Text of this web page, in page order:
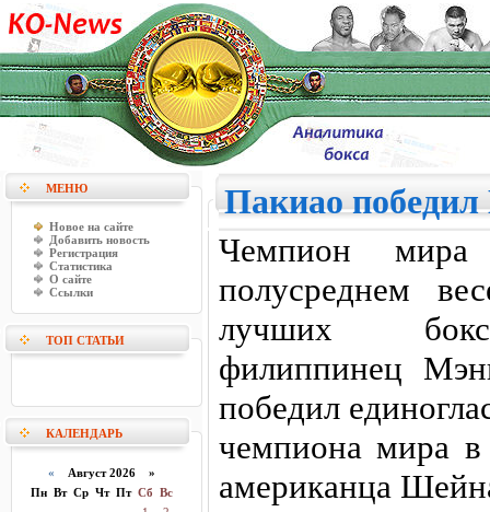
МЕНЮ
Новое на сайте
Добавить новость
Регистрация
Статистика
О сайте
Ссылки
ТОП СТАТЬИ
КАЛЕНДАРЬ
« Август 2026 »
Пн Вт Ср Чт Пт Сб Вс
Пакиао
Чемпион
полусреднем
лучших
филиппинец
победил
чемпиона мира в
американца